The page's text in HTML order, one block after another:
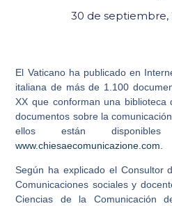
30 de septiembre,
El Vaticano ha publicado en
italiana de más de 1.100
XX que conforman una biblioteca
documentos sobre la
ellos están
www.chiesaecomunicazione.com.
Según ha explicado el Consultor
Comunicaciones sociales y
Ciencias de la Comunicación